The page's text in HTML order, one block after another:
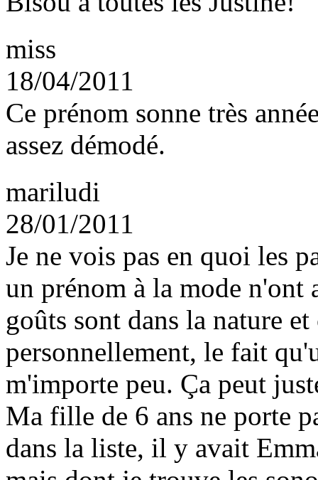
miss
18/04/2011
Ce prénom sonne très
assez démodé.
mariludi
28/01/2011
Je ne vois pas en quoi les
un prénom à la mode n'ont
goûts sont dans la nature
personnellement, le fait
m'importe peu. Ça peut
Ma fille de 6 ans ne porte
dans la liste, il y avait